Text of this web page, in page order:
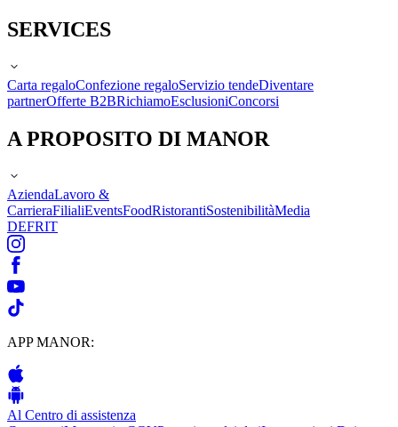
SERVICES
Carta regaloConfezione regaloServizio tendeDiventare
partnerOfferte B2BRichiamoEsclusioniConcorsi
A PROPOSITO DI MANOR
AziendaLavoro &
CarrieraFilialiEventsFoodRistorantiSostenibilitàMedia
DEFRIT
APP MANOR:
Al Centro di assistenza